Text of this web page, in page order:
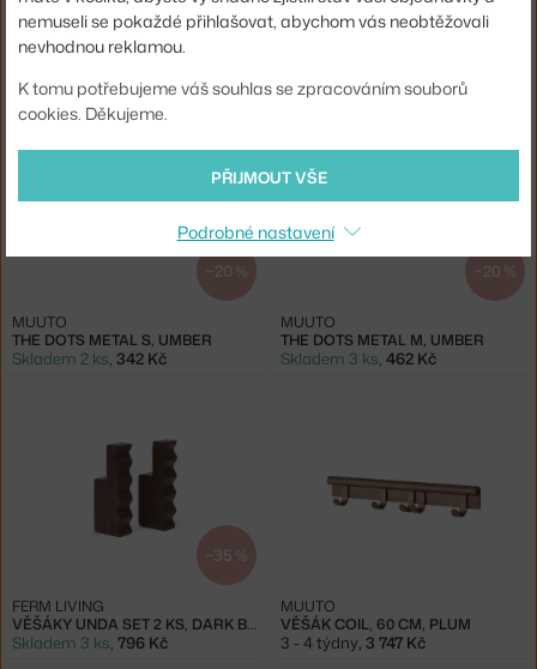
VĚŠÁK THE DOTS L, TAUPE
MUUTO MUUTO
−20 %
THE DOTS METAL S, UMBER
MUUTO
Skladem 2 ks, 342 Kč
−20 %
THE DOTS METAL M, UMBER
MUUTO
Skladem 3 ks, 462 Kč
−35 %
VĚŠÁKY UNDA SET 2 KS, DARK BROWN
FERM LIVING
Skladem 3 ks, 796 Kč
VĚŠÁK COIL, 60 CM, PLUM
MUUTO
3 - 4 týdny, 3 747 Kč
nemuseli se pokaždé přihlašovat, abychom vás neobtěžovali
nevhodnou reklamou.
K tomu potřebujeme váš souhlas se zpracováním souborů
cookies. Děkujeme.
PŘIJMOUT VŠE
Podrobné nastavení